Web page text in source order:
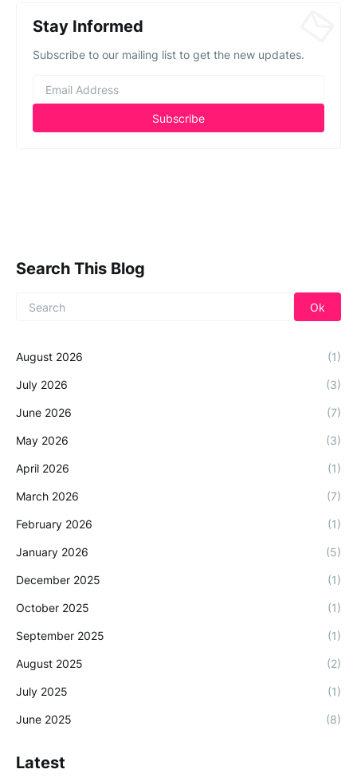
Stay Informed
Subscribe to our mailing list to get the new updates.
Search This Blog
August 2026 (1)
July 2026 (3)
June 2026 (7)
May 2026 (3)
April 2026 (1)
March 2026 (7)
February 2026 (1)
January 2026 (5)
December 2025 (1)
October 2025 (1)
September 2025 (1)
August 2025 (2)
July 2025 (1)
June 2025 (8)
Latest